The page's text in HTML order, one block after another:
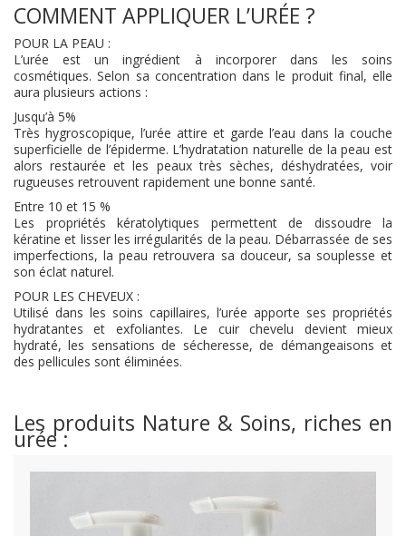
COMMENT APPLIQUER L’URÉE ?
POUR LA PEAU :
L’urée est un ingrédient à incorporer dans les soins
cosmétiques. Selon sa concentration dans le produit final, elle
aura plusieurs actions :
Jusqu’à 5%
Très hygroscopique, l’urée attire et garde l’eau dans la couche
superficielle de l’épiderme. L’hydratation naturelle de la peau est
alors restaurée et les peaux très sèches, déshydratées, voir
rugueuses retrouvent rapidement une bonne santé.
Entre 10 et 15 %
Les propriétés kératolytiques permettent de dissoudre la
kératine et lisser les irrégularités de la peau. Débarrassée de ses
imperfections, la peau retrouvera sa douceur, sa souplesse et
son éclat naturel.
POUR LES CHEVEUX :
Utilisé dans les soins capillaires, l’urée apporte ses propriétés
hydratantes et exfoliantes. Le cuir chevelu devient mieux
hydraté, les sensations de sécheresse, de démangeaisons et
des pellicules sont éliminées.
Les produits Nature & Soins, riches en
urée :